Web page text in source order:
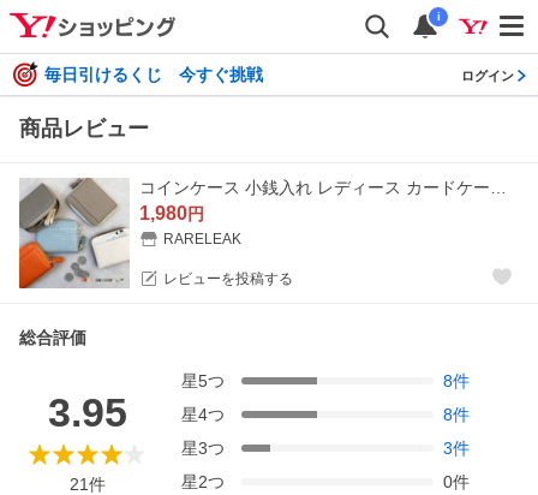
i
毎日引けるくじ 今すぐ挑戦 ログイン
商品レビュー
1,980円
RARELEAK
レビューを投稿する
総合評価
3.95
21件
星5つ 8件
星4つ 8件
星3つ 3件
星2つ 0件